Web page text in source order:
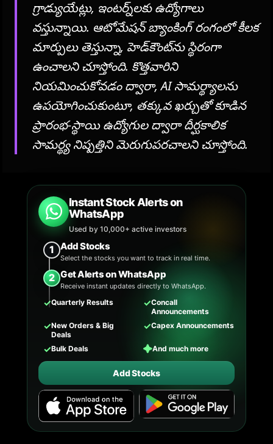
గ్రాడ్యుయేట్లు, ఇంటర్న్‌లకు ఉద్యోగాలు
వస్తున్నాయి. ఆటోమేషన్ బ్యాంకింగ్ రంగంలో కీలక
మార్పులు తెస్తున్నా, హెడ్‌కౌంట్‌ను స్థిరంగా
ఉంచాలని చూస్తోంది. కొత్తవారిని
నియమించుకోవడం ద్వారా, AI సామర్థ్యాలను
ఉపయోగించుకుంటూ, తక్కువ ఖర్చుతో కూడిన
ప్రారంభ-స్థాయి ఉద్యోగుల ద్వారా దీర్ఘకాలిక
సామర్థ్య నిష్పత్తిని మెరుగుపరచాలని చూస్తోంది.
Instant Stock Alerts on
WhatsApp
Used by 10,000+ active investors
1 Add Stocks
Select the stocks you want to track in real time.
2 Get Alerts on WhatsApp
Receive instant updates directly to WhatsApp.
✓Quarterly Results ✓Concall
Announcements
✓New Orders & Big
Deals
✓Capex Announcements
✓Bulk Deals ✦And much more
Add Stocks